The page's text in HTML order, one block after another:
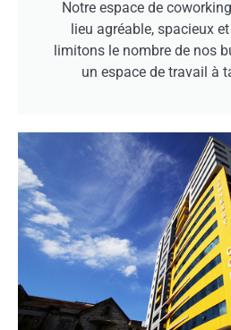
Notre espace de
lieu agréable, spacieux
limitons le nombre de nos
un espace de travail à